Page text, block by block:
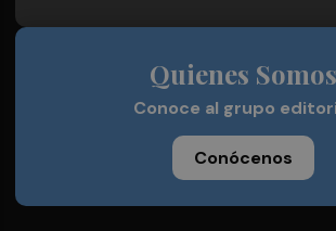
Quienes Somos
Conoce al grupo
Conócenos